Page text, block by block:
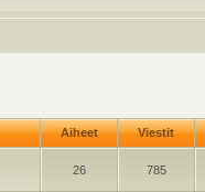
Aiheet Viestit
26 785